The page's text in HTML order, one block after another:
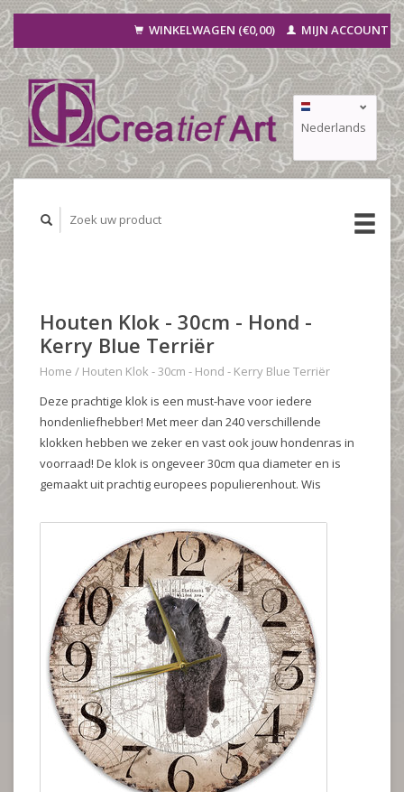
WINKELWAGEN (€0,00) MIJN ACCOUNT
Nederlands
Deutsch
Houten Klok - 30cm - Hond -
Kerry Blue Terriër
Home / Houten Klok - 30cm - Hond - Kerry Blue Terriër
Deze prachtige klok is een must-have voor iedere
hondenliefhebber! Met meer dan 240 verschillende
klokken hebben we zeker en vast ook jouw hondenras in
voorraad! De klok is ongeveer 30cm qua diameter en is
gemaakt uit prachtig europees populierenhout. Wis